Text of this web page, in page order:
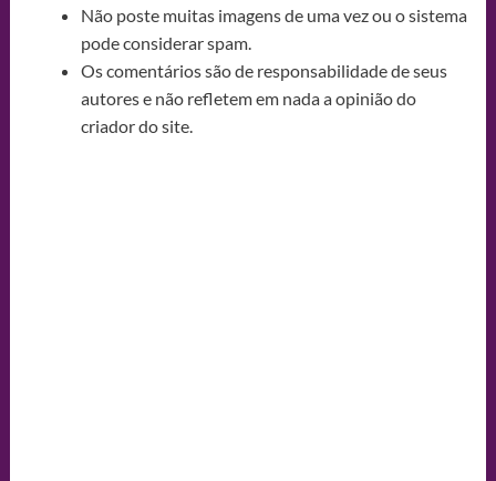
Não poste muitas imagens de uma vez ou o sistema
pode considerar spam.
Os comentários são de responsabilidade de seus
autores e não refletem em nada a opinião do
criador do site.